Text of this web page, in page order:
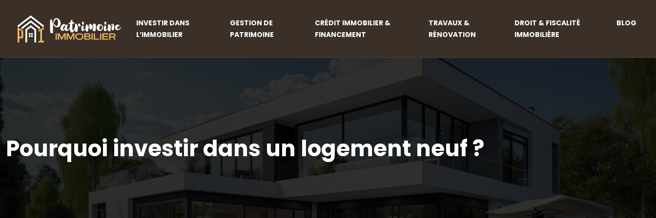
INVESTIR DANS
L’IMMOBILIER
GESTION DE
PATRIMOINE
CRÉDIT IMMOBILIER &
FINANCEMENT
TRAVAUX &
RÉNOVATION
DROIT & FISCALITÉ
IMMOBILIÈRE
BLOG
Pourquoi investir dans un logement neuf ?